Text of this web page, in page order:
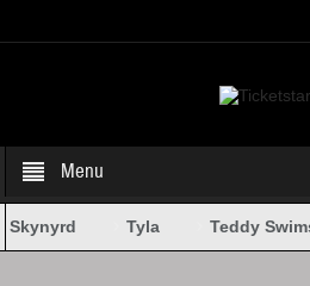
Menu
Tyla Teddy Swims